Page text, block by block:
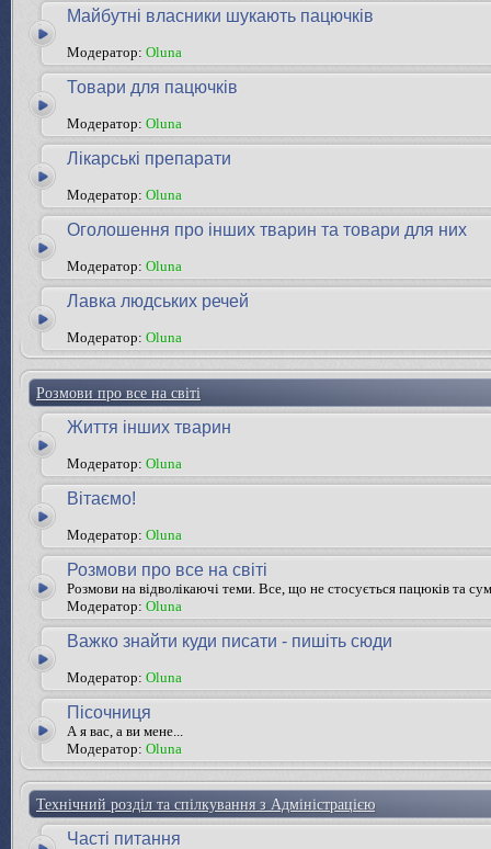
Майбутні власники шукають пацючків
Модератор: Oluna
Товари для пацючків
Модератор: Oluna
Лікарські препарати
Модератор: Oluna
Оголошення про інших тварин та товари для них
Модератор: Oluna
Лавка людських речей
Модератор: Oluna
Розмови про все на світі
Життя інших тварин
Модератор: Oluna
Вітаємо!
Модератор: Oluna
Розмови про все на світі
Розмови на відволікаючі теми. Все, що не стосується пацюків та
Модератор: Oluna
Важко знайти куди писати - пишіть сюди
Модератор: Oluna
Пісочниця
А я вас, а ви мене...
Модератор: Oluna
Технічний розділ та спілкування з Адміністрацією
Часті питання